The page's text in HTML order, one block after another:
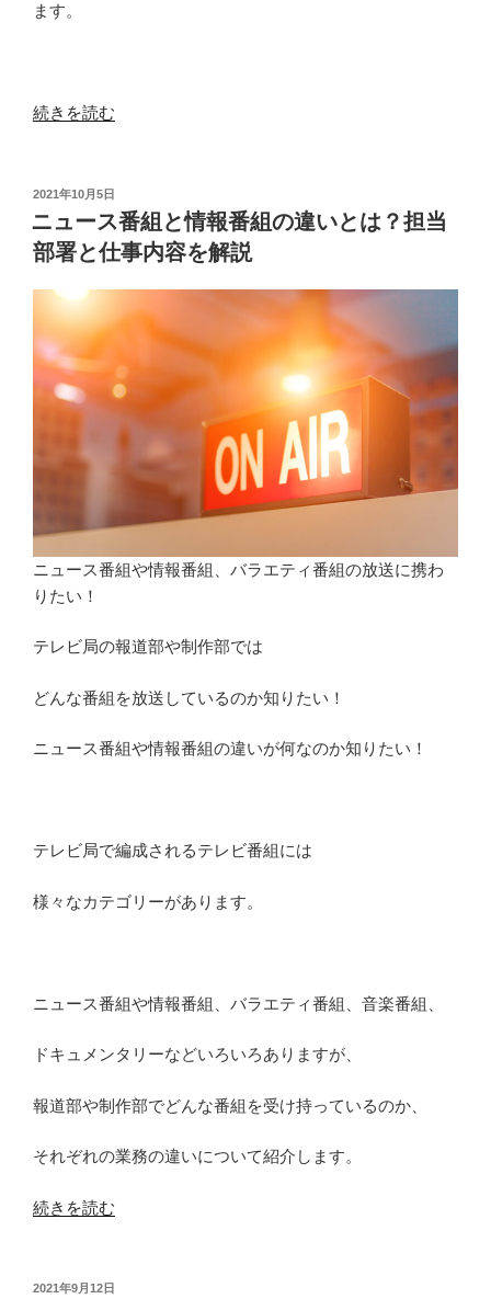
ます。
“テ
番
組
の
ス
タ
フ
ロ
速
い？
作
に
た
て
事
の
続きを読む
投
稿
日:
2021年10月5日
ニュース番組と情報番組の違いとは？担当
部署と仕事内容を解説
ニュース番組や情報番組、バラエティ番組の放送に携わ
りたい！
テレビ局の報道部や制作部では
どんな番組を放送しているのか知りたい！
ニュース番組や情報番組の違いが何なのか知りたい！
テレビ局で編成されるテレビ番組には
様々なカテゴリーがあります。
ニュース番組や情報番組、バラエティ番組、音楽番組、
ドキュメンタリーなどいろいろありますが、
報道部や制作部でどんな番組を受け持っているのか、
それぞれの業務の違いについて紹介します。
“ニ
ス
続きを読む
投
2021年9月12日